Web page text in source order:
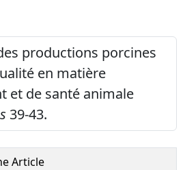
productions porcines
en matière
et de santé animale
39-43.
Article